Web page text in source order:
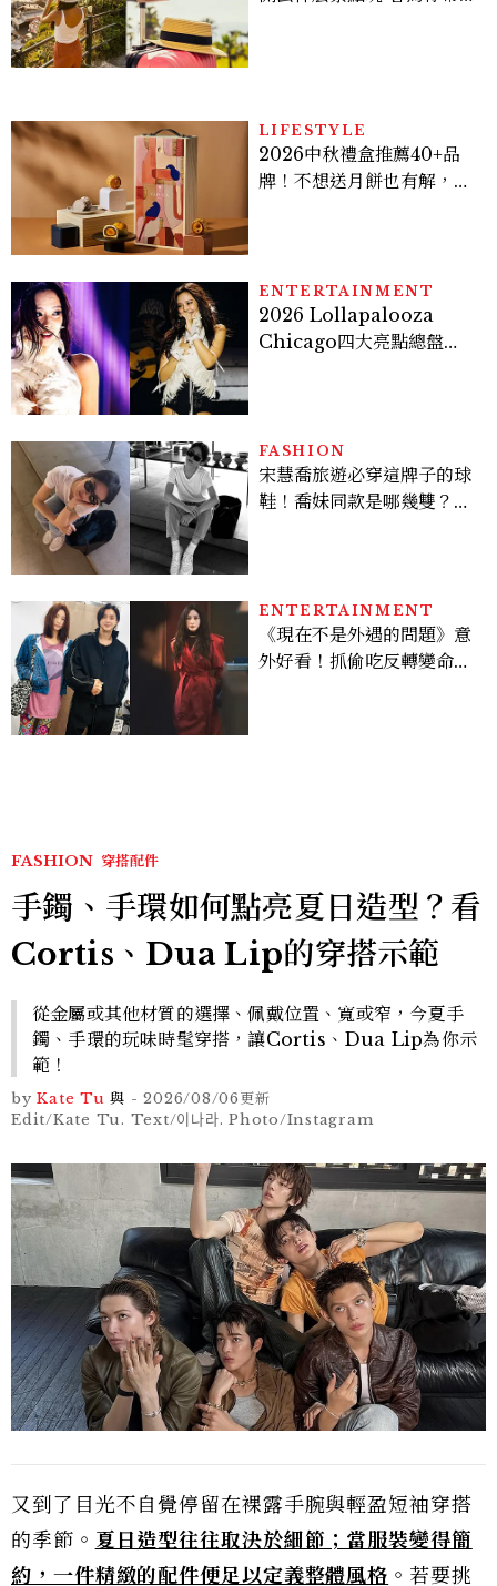
LIFESTYLE
2026中秋禮盒推薦40+品
牌！不想送月餅也有解，送
ENTERTAINMENT
2026 Lollapalooza
Chicago四大亮點總盤
FASHION
宋慧喬旅遊必穿這牌子的球
鞋！喬妹同款是哪幾雙？
ENTERTAINMENT
《現在不是外遇的問題》意
外好看！抓偷吃反轉變命
FASHION 穿搭配件
手鐲、手環如何點亮夏日造型？看
Cortis、Dua Lip的穿搭示範
從金屬或其他材質的選擇、佩戴位置、寬或窄，今夏手
鐲、手環的玩味時髦穿搭，讓Cortis、Dua Lip為你示
範！
by Kate Tu 與 -2026/08/06更新
Edit/Kate Tu. Text/이나라. Photo/Instagram
又到了目光不自覺停留在裸露手腕與輕盈短袖穿搭
的季節。 夏日造型往往取決於細節；當服裝變得簡
約，一件精緻的配件便足以定義整體風格 。若要挑